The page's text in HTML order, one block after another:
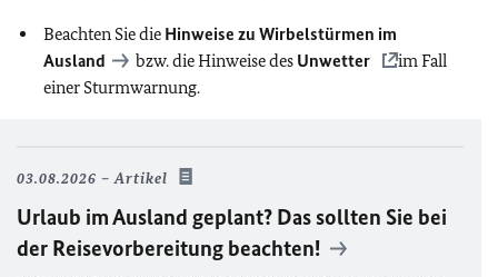
Beachten Sie die Hinweise zu Wirbelstürmen im
Ausland
bzw. die Hinweise des Unwetter
im Fall
einer Sturmwarnung.
03.08.2026 Artikel
Urlaub im Ausland geplant? Das sollten Sie bei
der Reisevorbereitung beachten!